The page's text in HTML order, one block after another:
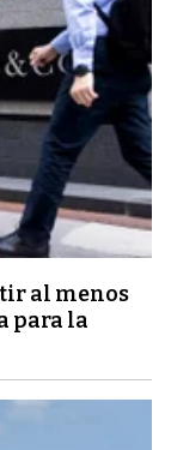
al menos
para la